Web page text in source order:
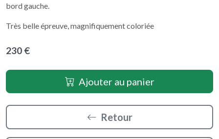
bord gauche.
Très belle épreuve, magnifiquement coloriée
230 €
Ajouter au panier
Retour